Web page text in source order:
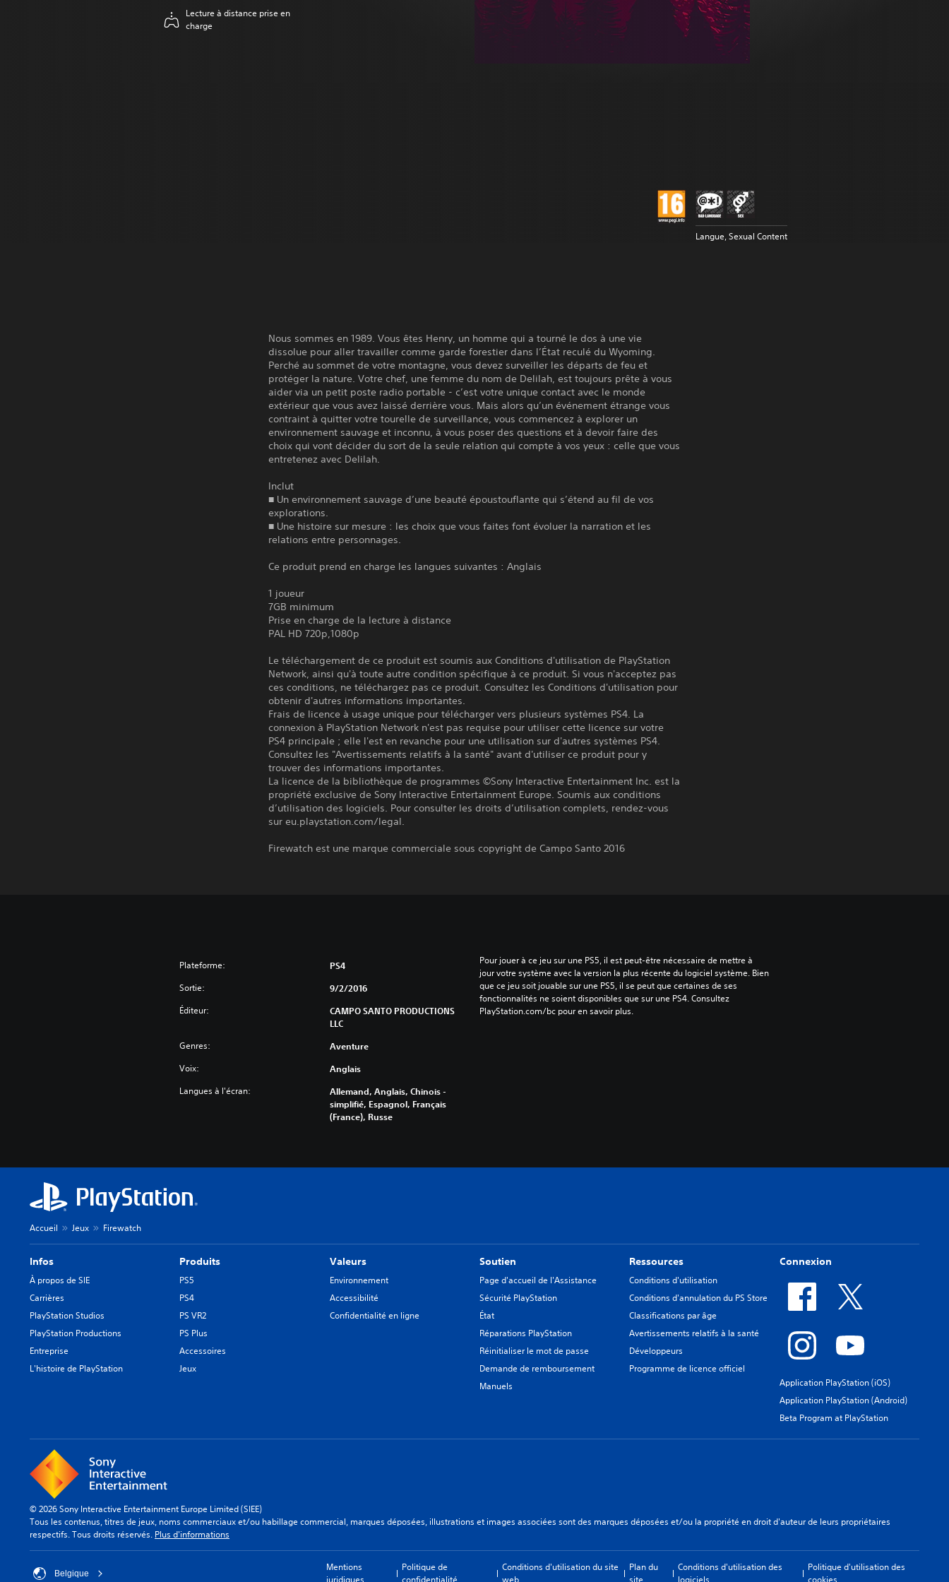
Lecture à distance prise en
charge
Langue, Sexual Content
Nous sommes en 1989. Vous êtes Henry, un homme qui a tourné le dos à une vie
dissolue pour aller travailler comme garde forestier dans l’État reculé du Wyoming.
Perché au sommet de votre montagne, vous devez surveiller les départs de feu et
protéger la nature. Votre chef, une femme du nom de Delilah, est toujours prête à vous
aider via un petit poste radio portable - c’est votre unique contact avec le monde
extérieur que vous avez laissé derrière vous. Mais alors qu’un événement étrange vous
contraint à quitter votre tourelle de surveillance, vous commencez à explorer un
environnement sauvage et inconnu, à vous poser des questions et à devoir faire des
choix qui vont décider du sort de la seule relation qui compte à vos yeux : celle que vous
entretenez avec Delilah.
Inclut
■ Un environnement sauvage d’une beauté époustouflante qui s’étend au fil de vos
explorations.
■ Une histoire sur mesure : les choix que vous faites font évoluer la narration et les
relations entre personnages.
Ce produit prend en charge les langues suivantes : Anglais
1 joueur
7GB minimum
Prise en charge de la lecture à distance
PAL HD 720p,1080p
Le téléchargement de ce produit est soumis aux Conditions d'utilisation de PlayStation
Network, ainsi qu'à toute autre condition spécifique à ce produit. Si vous n'acceptez pas
ces conditions, ne téléchargez pas ce produit. Consultez les Conditions d'utilisation pour
obtenir d'autres informations importantes.
Frais de licence à usage unique pour télécharger vers plusieurs systèmes PS4. La
connexion à PlayStation Network n'est pas requise pour utiliser cette licence sur votre
PS4 principale ; elle l'est en revanche pour une utilisation sur d'autres systèmes PS4.
Consultez les "Avertissements relatifs à la santé" avant d'utiliser ce produit pour y
trouver des informations importantes.
La licence de la bibliothèque de programmes ©Sony Interactive Entertainment Inc. est la
propriété exclusive de Sony Interactive Entertainment Europe. Soumis aux conditions
d’utilisation des logiciels. Pour consulter les droits d’utilisation complets, rendez-vous
sur eu.playstation.com/legal.
Firewatch est une marque commerciale sous copyright de Campo Santo 2016
Plateforme: PS4
Sortie: 9/2/2016
Éditeur:
CAMPO SANTO PRODUCTIONS
LLC
Genres: Aventure
Voix: Anglais
Langues à l'écran:
Allemand, Anglais, Chinois -
simplifié, Espagnol, Français
(France), Russe
Pour jouer à ce jeu sur une PS5, il est peut-être nécessaire de mettre à
jour votre système avec la version la plus récente du logiciel système. Bien
que ce jeu soit jouable sur une PS5, il se peut que certaines de ses
fonctionnalités ne soient disponibles que sur une PS4. Consultez
PlayStation.com/bc pour en savoir plus.
Accueil Jeux Firewatch
Infos
À propos de SIE
Carrières
PlayStation Studios
PlayStation Productions
Entreprise
L'histoire de PlayStation
Produits
PS5
PS4
PS VR2
PS Plus
Accessoires
Jeux
Valeurs
Environnement
Accessibilité
Confidentialité en ligne
Soutien
Page d'accueil de l'Assistance
Sécurité PlayStation
État
Réparations PlayStation
Réinitialiser le mot de passe
Demande de remboursement
Manuels
Ressources
Conditions d'utilisation
Conditions d'annulation du PS Store
Classifications par âge
Avertissements relatifs à la santé
Développeurs
Programme de licence officiel
Connexion
Application PlayStation (iOS)
Application PlayStation (Android)
Beta Program at PlayStation
© 2026 Sony Interactive Entertainment Europe Limited (SIEE)
Tous les contenus, titres de jeux, noms commerciaux et/ou habillage commercial, marques déposées, illustrations et images associées sont des marques déposées et/ou la propriété en droit d'auteur de leurs propriétaires
respectifs. Tous droits réservés. Plus d'informations
Belgique
Mentions
juridiques
Politique de
confidentialité
Conditions d'utilisation du site
web
Plan du
site
Conditions d'utilisation des
logiciels
Politique d'utilisation des
cookies